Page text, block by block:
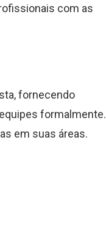
com as
fornecendo
formalmente.
em suas áreas.